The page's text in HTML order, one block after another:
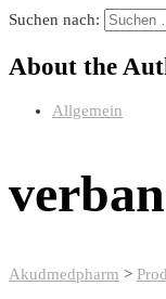
Suchen nach:
About the
Allgemein
Akudmedpharm >